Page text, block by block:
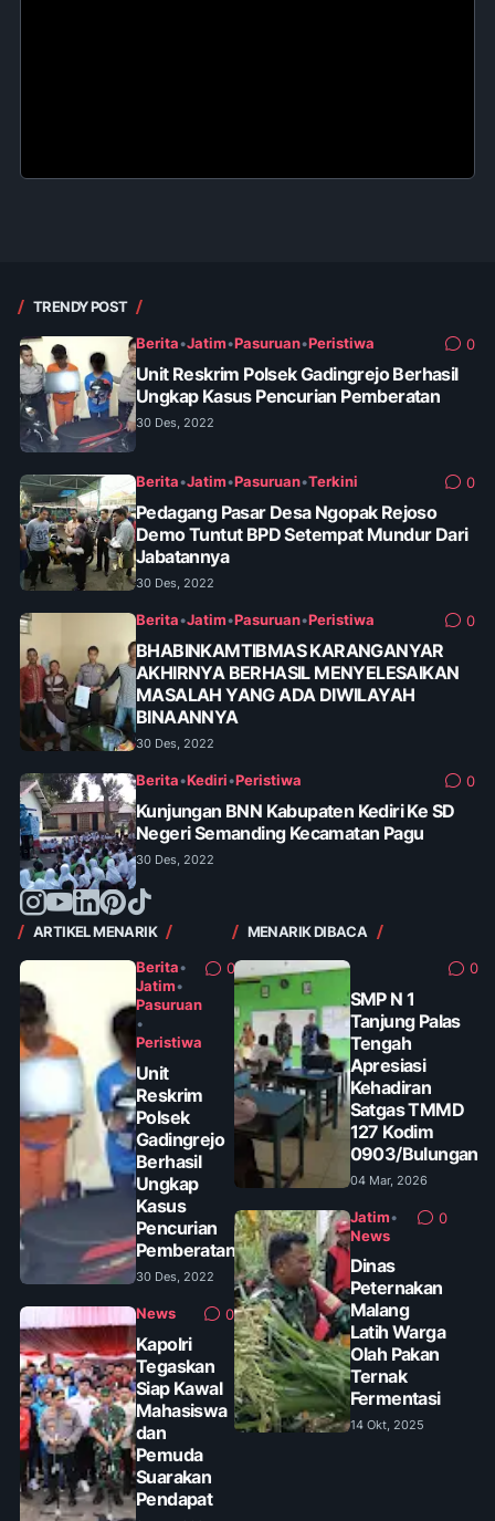
TRENDY POST
Berita•Jatim•Pasuruan•Peristiwa 0
Unit Reskrim Polsek Gadingrejo Berhasil
Ungkap Kasus Pencurian Pemberatan
30 Des, 2022
Berita•Jatim•Pasuruan•Terkini 0
Pedagang Pasar Desa Ngopak Rejoso
Demo Tuntut BPD Setempat Mundur Dari
Jabatannya
30 Des, 2022
Berita•Jatim•Pasuruan•Peristiwa 0
BHABINKAMTIBMAS KARANGANYAR
AKHIRNYA BERHASIL MENYELESAIKAN
MASALAH YANG ADA DIWILAYAH
BINAANNYA
30 Des, 2022
Berita•Kediri•Peristiwa 0
Kunjungan BNN Kabupaten Kediri Ke SD
Negeri Semanding Kecamatan Pagu
30 Des, 2022
ARTIKEL MENARIK
Berita•
Jatim•
Pasuruan
•
Peristiwa
0
Unit
Reskrim
Polsek
Gadingrejo
Berhasil
Ungkap
Kasus
Pencurian
Pemberatan
30 Des, 2022
News 0
Kapolri
Tegaskan
Siap Kawal
Mahasiswa
dan
Pemuda
Suarakan
Pendapat
MENARIK DIBACA
0
SMP N 1
Tanjung Palas
Tengah
Apresiasi
Kehadiran
Satgas TMMD
127 Kodim
0903/Bulungan
04 Mar, 2026
Jatim•
News
0
Dinas
Peternakan
Malang
Latih Warga
Olah Pakan
Ternak
Fermentasi
14 Okt, 2025